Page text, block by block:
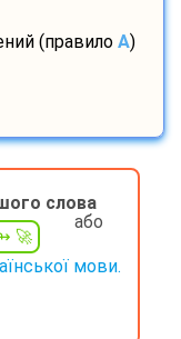
(правило A)
слова
або
мови.